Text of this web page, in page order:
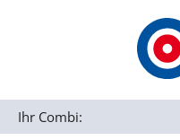
Zur Navigation springen
Ihr Combi: